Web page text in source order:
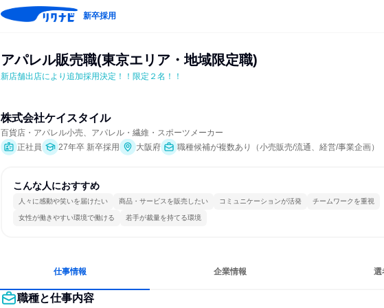
新卒採用
アパレル販売職(東京エリア・地域限定職)
新店舗出店により追加採用決定！！限定２名！！
株式会社ケイスタイル
百貨店・アパレル小売、アパレル・繊維・スポーツメーカー
正社員
27年卒 新卒採用 大阪府 職種候補が複数あり（小売販売/流通、経営/事業企画）
こんな人におすすめ
人々に感動や笑いを届けたい 商品・サービスを販売したい コミュニケーションが活発 チームワークを重視
女性が働きやすい環境で働ける 若手が裁量を持てる環境
仕事情報 企業情報 選
職種と仕事内容